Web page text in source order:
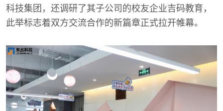
科技集团，还调研了其子公司的校友企业吉码教育，
此举标志着双方交流合作的新篇章正式拉开帷幕。